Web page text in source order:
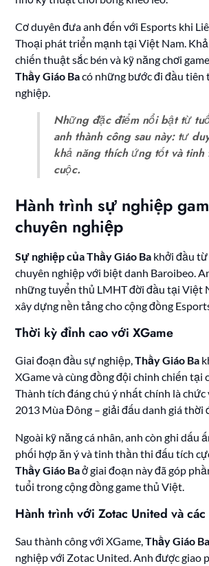
Cơ duyên đưa anh đến với Esports khi
Thoại phát triển mạnh tại Việt Nam.
chiến thuật sắc bén và kỹ năng chơi
Thầy Giáo Bacó những bước đi đầu tiên
nghiệp.
Những đặc điểm nổi bật từ
anh thành công sau này: tư
khả năng thích ứng tốt và
cuộc.
Hành trình sự nghiệp
chuyên nghiệp
Sự nghiệp của Thầy Giáo Ba khởi đầu
chuyên nghiệp với biệt danh Baroibeo.
những tuyển thủ LMHT đời đầu tại Việt
xây dựng nền tảng cho cộng đồng
Thời kỳ đỉnh cao với XGame
Giai đoạn đầu sự nghiệp,Thầy Giáo Ba
XGame và cùng đồng đội chinh chiến tại
Thành tích đáng chú ý nhất chính là chức
2013 Mùa Đông – giải đấu danh giá thời
Ngoài kỹ năng cá nhân, anh còn ghi dấu
phối hợp ăn ý và tinh thần thi đấu tích
Thầy Giáo Baở giai đoạn này đã góp
tuổi trong cộng đồng game thủ Việt.
Hành trình với Zotac United và
Sau thành công với XGame,Thầy Giáo Ba
nghiệp với Zotac United. Anh được giao